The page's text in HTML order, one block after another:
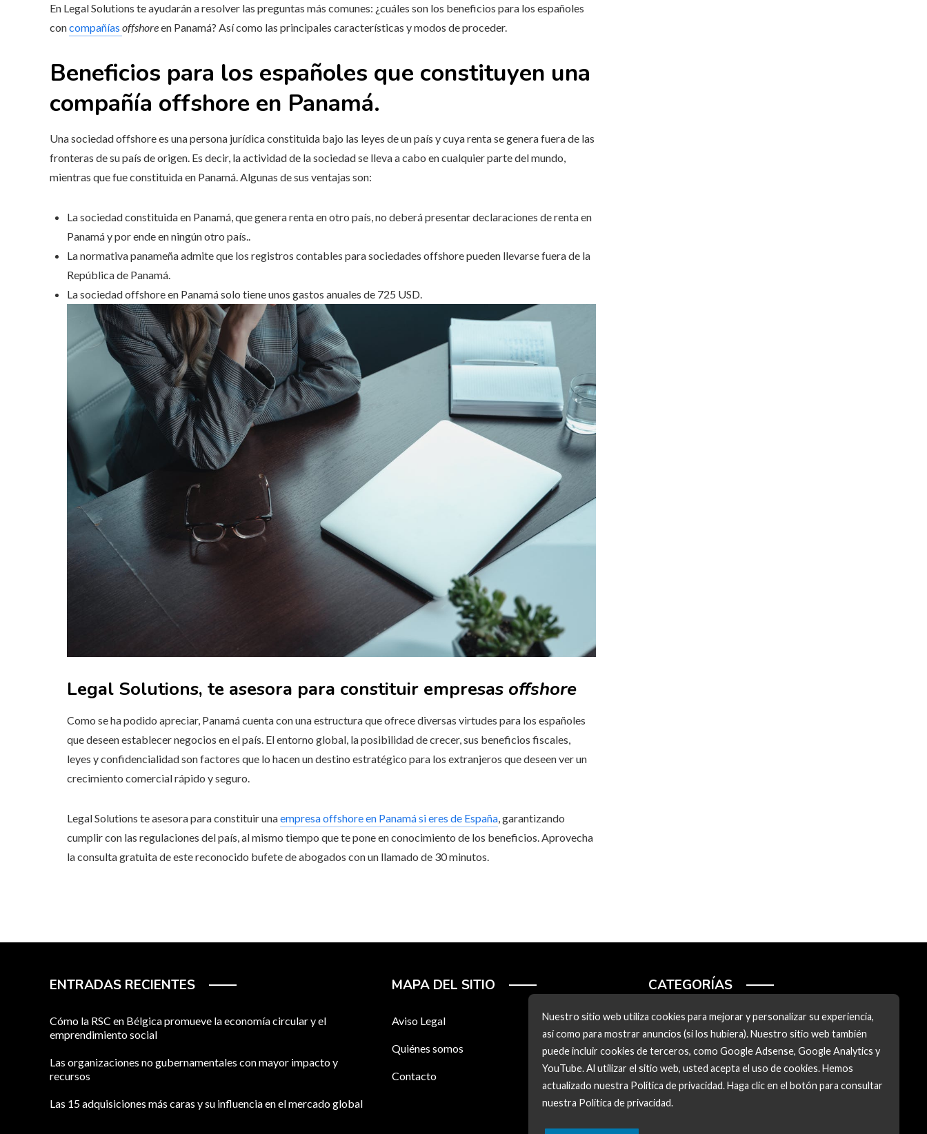
Nuestro sitio web utiliza cookies para mejorar y personalizar su experiencia,
así como para mostrar anuncios (si los hubiera). Nuestro sitio web también
puede incluir cookies de terceros, como Google Adsense, Google Analytics y
YouTube. Al utilizar el sitio web, usted acepta el uso de cookies. Hemos
actualizado nuestra Política de privacidad. Haga clic en el botón para consultar
nuestra Política de privacidad.
En Legal Solutions te ayudarán a resolver las preguntas más comunes: ¿cuáles son los beneficios para los españoles
concompañías offshoreen Panamá? Así como las principales características y modos de proceder.
Beneficios para los españoles que constituyen una
compañía offshore en Panamá.
Una sociedad offshore es una persona jurídica constituida bajo las leyes de un país y cuya renta se genera fuera de las
fronteras de su país de origen. Es decir, la actividad de la sociedad se lleva a cabo en cualquier parte del mundo,
mientras que fue constituida en Panamá. Algunas de sus ventajas son:
La sociedad constituida en Panamá, que genera renta en otro país, no deberá presentar declaraciones de renta en
Panamá y por ende en ningún otro país..
La normativa panameña admite que los registros contables para sociedades offshore pueden llevarse fuera de la
República de Panamá.
La sociedad offshore en Panamá solo tiene unos gastos anuales de 725 USD.
Legal Solutions, te asesora para constituir empresas offshore
Como se ha podido apreciar, Panamá cuenta con una estructura que ofrece diversas virtudes para los españoles
que deseen establecer negocios en el país. El entorno global, la posibilidad de crecer, sus beneficios fiscales,
leyes y confidencialidad son factores que lo hacen un destino estratégico para los extranjeros que deseen ver un
crecimiento comercial rápido y seguro.
Legal Solutions te asesora para constituir unaempresa offshore en Panamá si eres de España , garantizando
cumplir con las regulaciones del país, al mismo tiempo que te pone en conocimiento de los beneficios. Aprovecha
la consulta gratuita de este reconocido bufete de abogados con un llamado de 30 minutos.
ENTRADAS RECIENTES
Cómo la RSC en Bélgica promueve la economía circular y el
emprendimiento social
Las organizaciones no gubernamentales con mayor impacto y
recursos
Las 15 adquisiciones más caras y su influencia en el mercado global
MAPA DEL SITIO
Aviso Legal
Quiénes somos
Contacto
CATEGORÍAS
Ciencia y tecnología
Cultura y ocio
Inversiones y negocios
Responsabilidad social